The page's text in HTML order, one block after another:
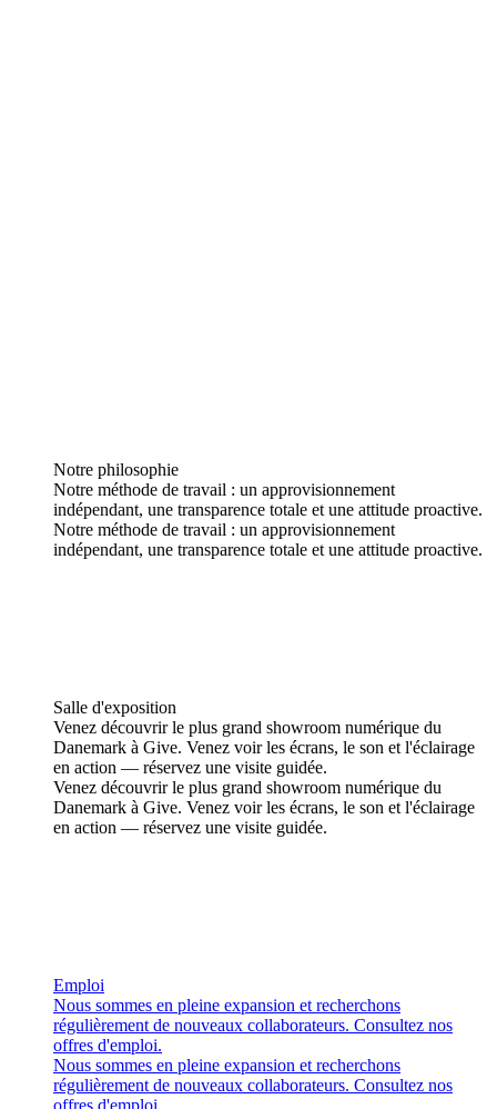
Notre philosophie
Notre méthode de travail : un approvisionnement
indépendant, une transparence totale et une attitude proactive.
Notre méthode de travail : un approvisionnement
indépendant, une transparence totale et une attitude proactive.
Salle d'exposition
Venez découvrir le plus grand showroom numérique du
Danemark à Give. Venez voir les écrans, le son et l'éclairage
en action — réservez une visite guidée.
Venez découvrir le plus grand showroom numérique du
Danemark à Give. Venez voir les écrans, le son et l'éclairage
en action — réservez une visite guidée.
Emploi
Nous sommes en pleine expansion et recherchons
régulièrement de nouveaux collaborateurs. Consultez nos
offres d'emploi.
Nous sommes en pleine expansion et recherchons
régulièrement de nouveaux collaborateurs. Consultez nos